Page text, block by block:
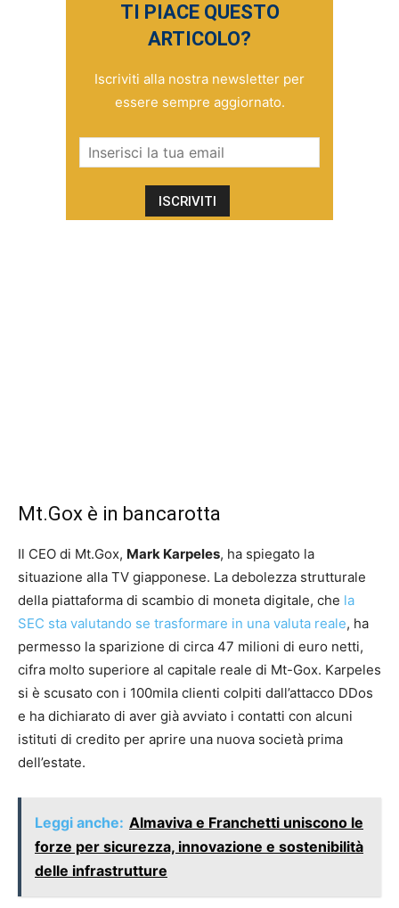
TI PIACE QUESTO
ARTICOLO?
Iscriviti alla nostra newsletter per
essere sempre aggiornato.
Mt.Gox è in bancarotta
Il CEO di Mt.Gox, Mark Karpeles, ha spiegato la
situazione alla TV giapponese. La debolezza strutturale
della piattaforma di scambio di moneta digitale, che la
SEC sta valutando se trasformare in una valuta reale, ha
permesso la sparizione di circa 47 milioni di euro netti,
cifra molto superiore al capitale reale di Mt-Gox. Karpeles
si è scusato con i 100mila clienti colpiti dall’attacco DDos
e ha dichiarato di aver già avviato i contatti con alcuni
istituti di credito per aprire una nuova società prima
dell’estate.
Leggi anche: Almaviva e Franchetti uniscono le
forze per sicurezza, innovazione e sostenibilità
delle infrastrutture